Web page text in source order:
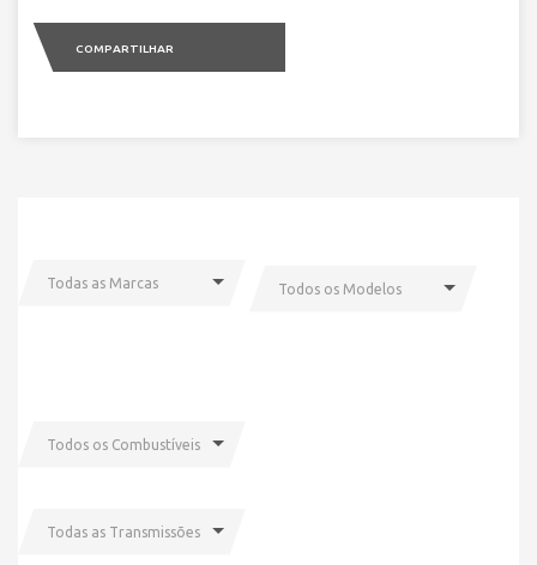
COMPARTILHAR
Todas as Marcas Todos os Modelos
Todos os Combustíveis
Todas as Transmissões